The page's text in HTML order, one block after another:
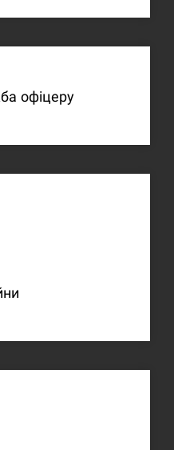
офіцеру